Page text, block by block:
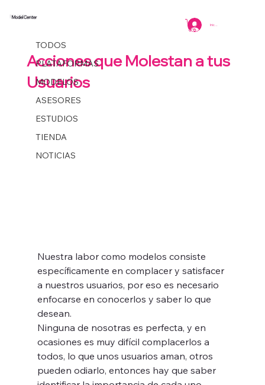
Iniciar sesión
Model Center
TODOS
PLATAFORMAS
MODELOS
ASESORES
ESTUDIOS
TIENDA
NOTICIAS
TODOS
Acciones que Molestan a tus
Usuarios
Coordinacion
Nuestra labor como modelos consiste
específicamente en complacer y satisfacer
a nuestros usuarios, por eso es necesario
enfocarse en conocerlos y saber lo que
desean.
Ninguna de nosotras es perfecta, y en
ocasiones es muy difícil complacerlos a
todos, lo que unos usuarios aman, otros
pueden odiarlo, entonces hay que saber